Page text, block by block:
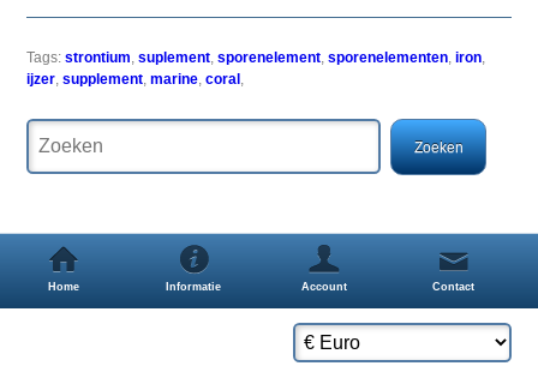
metalen
in
zeeaquarium.
Het
week
worden
toegepast
Tags: strontium,suplement,sporenelement,sporenelementen,iron,
ijzer,supplement,marine,coral ,
Home Informatie Account Contact